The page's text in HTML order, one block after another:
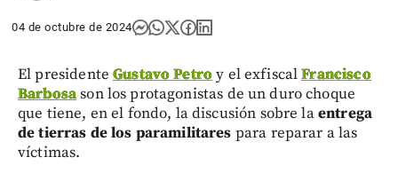
04 de octubre de 2024
El presidenteGustavo Petroy el exfiscalFrancisco
Barbosason los protagonistas de un duro choque
que tiene, en el fondo, la discusión sobre laentrega
de tierras de los paramilitares para reparar a las
víctimas.